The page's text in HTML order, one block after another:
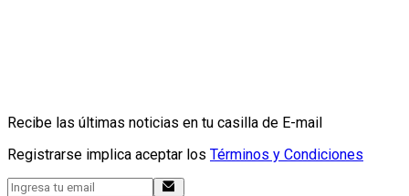
Recibe las últimas noticias en tu casilla de E-mail
Registrarse implica aceptar los Términos y Condiciones